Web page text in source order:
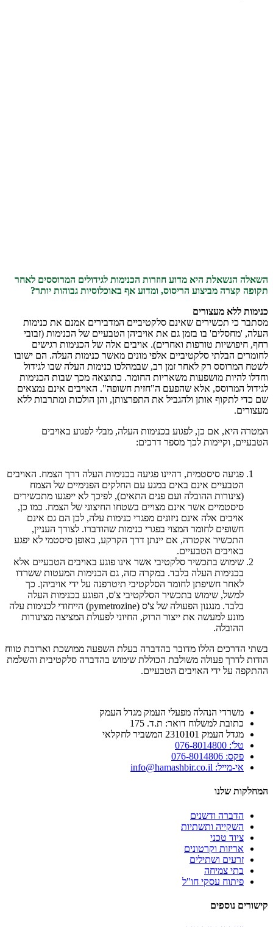
השאלה הנשאלת היא מדוע חוזרות הכנימות לגידולים המרוססים לאחר
תקופה קצרה מביצוע ‏הריסוס, ומדוע אף באוכלוסיות גבוהות יותר?‏
כנימות ללא מעצורים
מסתבר כי תכשירים שאינם סלקטיביים המדבירים אמנם את כנימות
העלה, 'מחסלים' בו בזמן גם ‏את אויביהן הטבעיים של הכנימות (זבובי
רחף, חיפושיות טורפות ואחרים). אויבים אלה של ‏הכנימות רגישים
לחומרים הבלתי סלקטיביים אלפי מונים מאשר כנימות העלה. הם ישובו
לשטח ‏המרוסס רק לאחר זמן רב, שבמהלכו כנימות העלה שבו לגידול
וחדלו להיות מושפעות משאריות ‏החומר. כתוצאה מכך שבות הכנימות
לגידול המרוסס, אלא שהפעם ה"חזית חשופה". האויבים אינם ‏נמצאים
שם כדי לתקוף אותן ולהגביל את התפרצותן, והן הולכות ומתרבות ללא
מעצורים.‏
המטרה היא, אם כן, לפגוע בכנימות העלה, מבלי לפגוע באויבים
הטבעיים, וקיימות לכך מספר ‏דרכים:‏
פגיעה סיסטמית, דהיינו פגיעה בכנימות העלה דרך הצמח. האויבים
הטבעיים אינם באים ‏במגע עם החלקים הפנימיים של הצמח
(צינורות ההובלה ועם פנים התאים), לפיכך לא ‏ייפגעו מתכשירים
סיסטמיים אשר אינם מצויים בשטחו החיצוני של הצמח. כמו כן,
אויבים ‏אלה אינם ניזונים מפגרי כנימות עלה, לכן הם גם אינם
חשופים לחומר המצוי בפגרי כנימות ‏שהודברו. לצורך העניין,
התכשיר אקטרה, אם יינתן דרך הקרקע, באופן סיסטמי לא יפגע
‏באויבים הטבעיים.‏
שימוש בתכשיר סלקטיבי אשר אינו פוגע באויבים הטבעיים אלא
בכנימות העלה בלבד. ‏במקרה כזה, גם הכנימות המעטות ששרדו
לאחר חשיפתן לחומר הסלקטיבי תיטרפנה על ‏ידי אויביהן. כך
למשל, שימוש בתכשיר הסלקטיבי צ'ס, הפוגע בכנימות העלה
בלבד. מנגנון ‏הפעולה של צ'ס (‏pymetrozine‏) הייחודי לכנימות עלה
מונע למעשה את ייצור הרוק, ‏החיוני לפעולת המציצה מצינורות
ההובלה.
‏בשתי הדרכים הללו מדובר בהדברה בעלת השפעה ממושכת וארוכת טווח
הודות לדרך פעולה ‏משולבת הכוללת שימוש בהדברה סלקטיבית והשלמת
ההתקפה על ידי האויבים הטבעיים.‏
משרדי הנהלה מפעלי העמק מגדל העמק
כתובת למשלוח דואר: ת.ד. 175
מגדל העמק 2310101 המשביר לחקלאי
טל': 076-8014800
פקס: 076-8014806
אי-מייל: info@hamashbir.co.il
המחלקות שלנו
הדברה ודשנים
השקייה ותשתיות
ציוד טכני
אריזות וקרטונים
זרעים ושתילים
בתי צמיחה
פיתוח עסקי חו"ל
קישורים נוספים